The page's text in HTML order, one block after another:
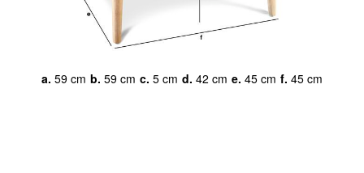
a. 59 cm b. 59 cm c. 5 cm d. 42 cm e. 45 cm f. 45 cm